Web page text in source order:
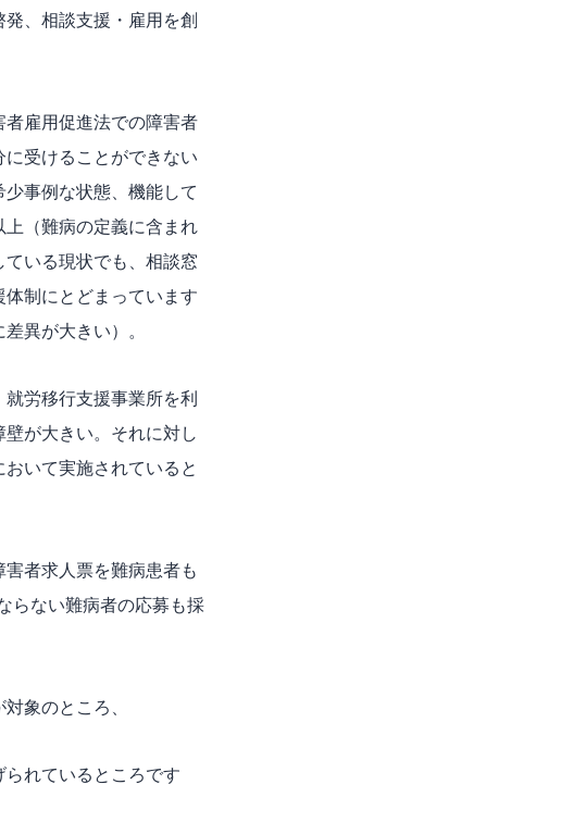
、相談支援・雇用を創
雇用促進法での障害者
受けることができない
事例な状態、機能して
（難病の定義に含まれ
いる現状でも、相談窓
制にとどまっています
異が大きい）。
労移行支援事業所を利
が大きい。それに対し
いて実施されていると
者求人票を難病患者も
らない難病者の応募も採
象のところ、
れているところです